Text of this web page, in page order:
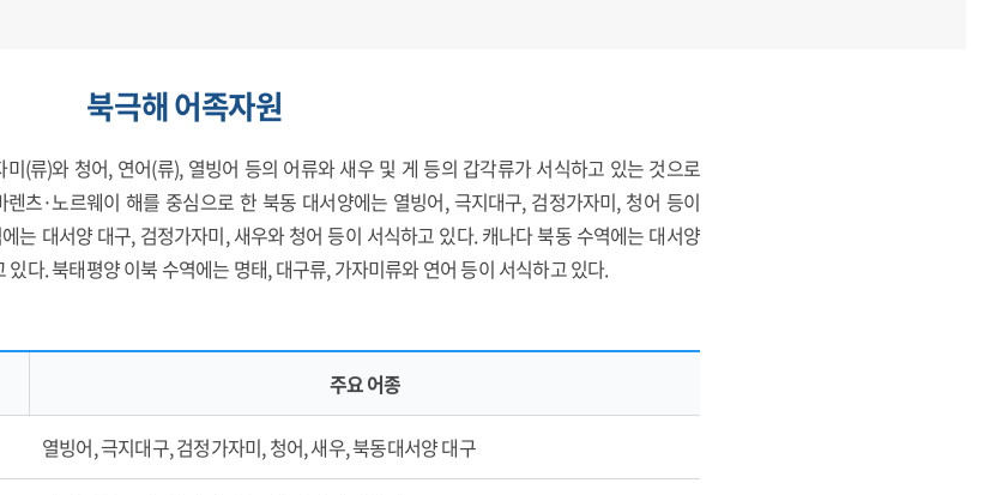
북극해 어족자원
(류)와 청어, 연어(류), 열빙어 등의 어류와 새우 및 게 등의 갑각류가 서식하고 있는 것으로
츠·노르웨이 해를 중심으로 한 북동 대서양에는 열빙어, 극지대구, 검정가자미, 청어 등이
는 대서양 대구, 검정가자미, 새우와 청어 등이 서식하고 있다. 캐나다 북동 수역에는 대서양
다. 북태평양 이북 수역에는 명태, 대구류, 가자미류와 연어 등이 서식하고 있다.
주요 어종
열빙어, 극지대구, 검정가자미, 청어, 새우, 북동대서양 대구